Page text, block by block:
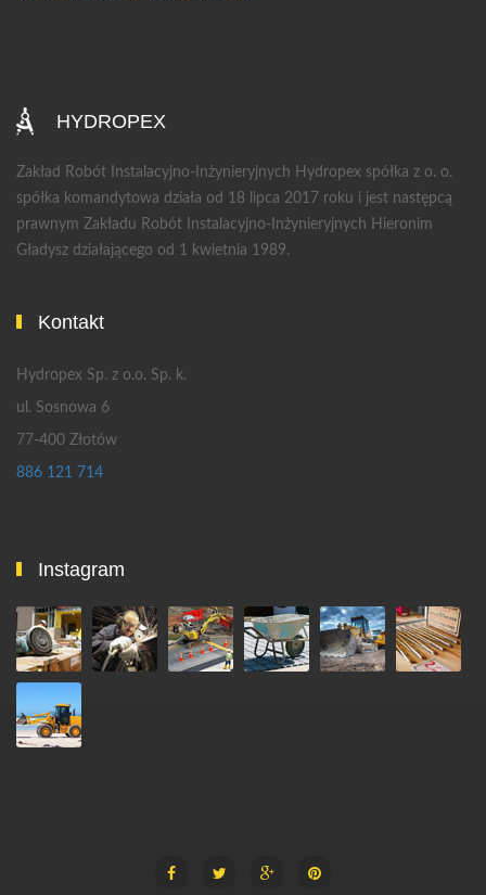
HYDROPEX
Zakład Robót Instalacyjno-Inżynieryjnych Hydropex spółka z o. o.
spółka komandytowa działa od 18 lipca 2017 roku i jest następcą
prawnym Zakładu Robót Instalacyjno-Inżynieryjnych Hieronim
Gładysz działającego od 1 kwietnia 1989.
Kontakt
Hydropex Sp. z o.o. Sp. k.
ul. Sosnowa 6
77-400 Złotów
886 121 714
Instagram